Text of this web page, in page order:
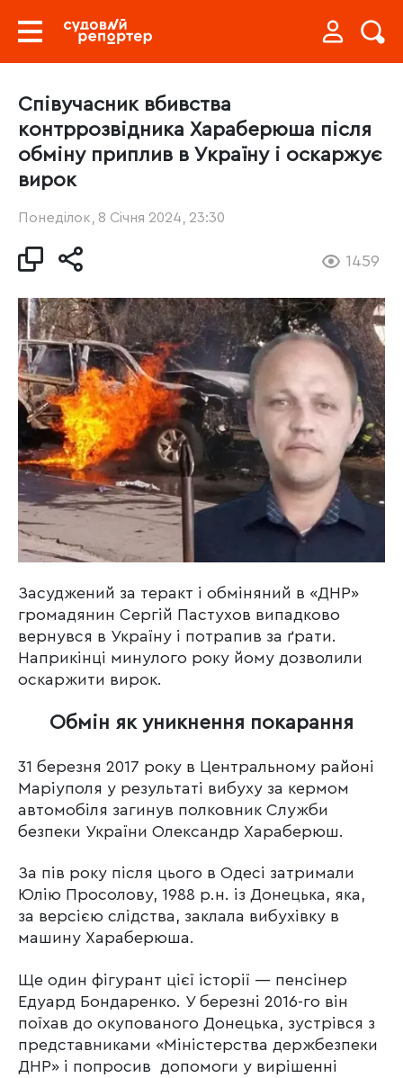
Співучасник вбивства
контррозвідника Хараберюша після
обміну приплив в Україну і оскаржує
вирок
Понеділок, 8 Січня 2024, 23:30
1459
Засуджений за теракт і обміняний в «ДНР»
громадянин Сергій Пастухов випадково
вернувся в Україну і потрапив за ґрати.
Наприкінці минулого року йому дозволили
оскаржити вирок.
Обмін як уникнення покарання
31 березня 2017 року в Центральному районі
Маріуполя у результаті вибуху за кермом
автомобіля загинув полковник Служби
безпеки України Олександр Хараберюш.
За пів року після цього в Одесі затримали
Юлію Просолову, 1988 р.н. із Донецька, яка,
за версією слідства, заклала вибухівку в
машину Хараберюша.
Ще один фігурант цієї історії — пенсінер
Едуард Бондаренко. У березні 2016-го він
поїхав до окупованого Донецька, зустрівся з
представниками «Міністерства держбезпеки
ДНР» і попросив допомоги у вирішенні